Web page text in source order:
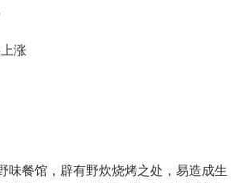
涨
餐馆，辟有野炊烧烤之处，易造成生